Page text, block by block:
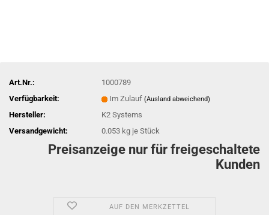
Art.Nr.:
1000789
Verfügbarkeit:
Im Zulauf (Ausland abweichend)
Hersteller:
K2 Systems
Versandgewicht:
0.053 kg je Stück
Preisanzeige nur für freigeschaltete
Kunden
AUF DEN MERKZETTEL